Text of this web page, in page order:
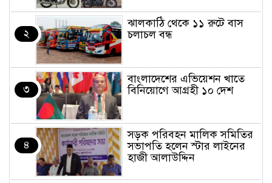
২
ঝালকাঠি থেকে ১১ রুটে বাস
চলাচল বন্ধ
৩
বাংলাদেশের এভিয়েশন খাতে
বিনিয়োগে আগ্রহী ১০ দেশ
৪
সড়ক পরিবহন মালিক সমিতির
সভাপতি হলেন স্টার লাইনের
হাজী আলাউদ্দিন